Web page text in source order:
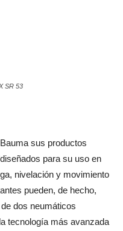
SR 53
sus productos
para su uso en
nivelación y movimiento
pueden, de hecho,
dos neumáticos
tecnología más avanzada